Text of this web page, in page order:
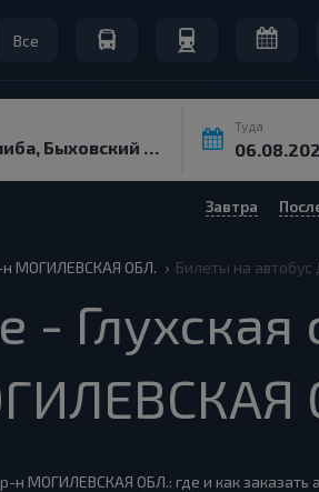
Все
Туда
Завтра
н МОГИЛЕВСКАЯ ОБЛ. Билеты на
Глухская
н МОГИЛЕВСКАЯ ОБЛ.: где и как